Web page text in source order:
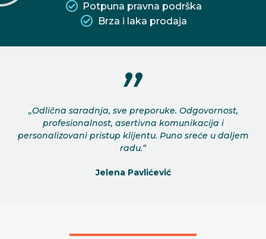
Potpuna pravna podrška
Brza i laka prodaja
„Odlična saradnja, sve preporuke. Odgovornost,
profesionalnost, asertivna komunikacija i
personalizovani pristup klijentu. Puno sreće u daljem
radu.“
Jelena Pavlićević